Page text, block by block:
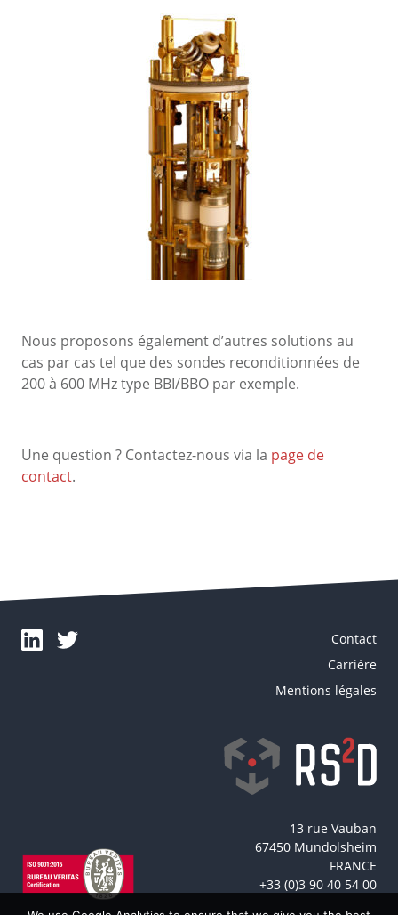
Nous proposons également d’autres solutions au
cas par cas tel que des sondes reconditionnées de
200 à 600 MHz type BBI/BBO par exemple.
Une question ? Contactez-nous via la page de
contact.
Contact
Carrière
Mentions légales
13 rue Vauban
67450 Mundolsheim
FRANCE
+33 (0)3 90 40 54 00